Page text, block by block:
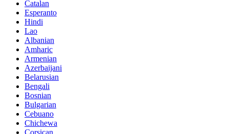
Catalan
Esperanto
Hindi
Lao
Albanian
Amharic
Armenian
Azerbaijani
Belarusian
Bengali
Bosnian
Bulgarian
Cebuano
Chichewa